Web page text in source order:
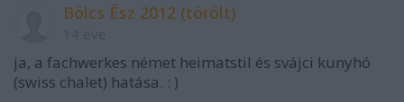
Bölcs Ész 2012 (törölt)
ja, a fachwerkes német heimatstil és svájci kunyhó
(swiss chalet) hatása. : )